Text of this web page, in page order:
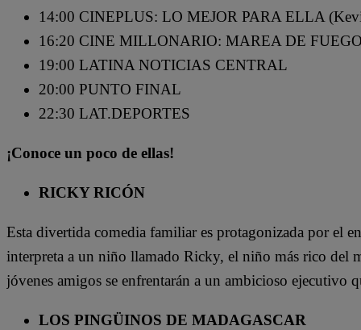
14:00 CINEPLUS: LO MEJOR PARA ELLA
16:20 CINE MILLONARIO: MAREA DE
19:00 LATINA NOTICIAS CENTRAL
20:00 PUNTO FINAL
22:30 LAT.DEPORTES
¡Conoce un poco de ellas!
RICKY RICÓN
Esta divertida comedia familiar es protagonizada por el
interpreta a un niño llamado Ricky, el niño más rico del
jóvenes amigos se enfrentarán a un ambicioso ejecutivo
LOS PINGÜINOS DE MADAGASCAR